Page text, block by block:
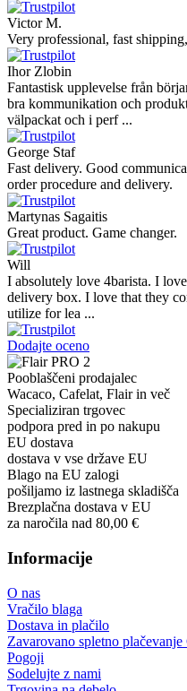
Victor M.
Very professional, fast
Ihor Zlobin
Fantastisk upplevelse från
bra kommunikation och
välpackat och i perf ...
George Staf
Fast delivery. Good
order procedure and delivery.
Martynas Sagaitis
Great product. Game changer.
Will
I absolutely love 4barista. I
delivery box. I love that they
utilize for lea ...
Dodajte oceno
Pooblaščeni prodajalec
Wacaco, Cafelat, Flair in več
Specializiran trgovec
podpora pred in po nakupu
EU dostava
dostava v vse države EU
Blago na EU zalogi
pošiljamo iz lastnega skladišča
Brezplačna dostava v EU
za naročila nad 80,00 €
Informacije
O nas
Vračilo blaga
Dostava in plačilo
Zavarovano spletno plačevanje
Pogoji
Sodelujte z nami